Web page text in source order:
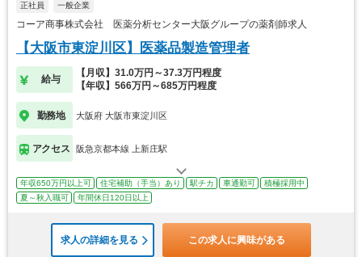
正社員 一般企業
コーア商事株式会社 医薬分析センター大阪グループの薬剤師求人
【大阪市東淀川区】医薬品製造管理者
給与
【月収】31.0万円～37.3万円程度
【年収】566万円～685万円程度
勤務地 大阪府 大阪市東淀川区
アクセス 阪急京都本線 上新庄駅
年収650万円以上可 住宅補助（手当）あり 駅チカ 車通勤可
積極採用中
夏～秋入職可
年間休日120日以上
求人の詳細を見る この求人に興味がある